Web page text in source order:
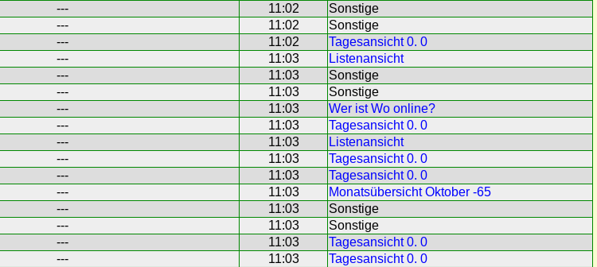
--- 11:02
Sonstige
--- 11:02
Sonstige
--- 11:02
Tagesansicht 0. 0
--- 11:03
Listenansicht
--- 11:03
Sonstige
--- 11:03
Sonstige
--- 11:03
Wer ist Wo online?
--- 11:03
Tagesansicht 0. 0
--- 11:03
Listenansicht
--- 11:03
Tagesansicht 0. 0
--- 11:03
Tagesansicht 0. 0
--- 11:03
Monatsübersicht Oktober -65
--- 11:03
Sonstige
--- 11:03
Sonstige
--- 11:03
Tagesansicht 0. 0
--- 11:03
Tagesansicht 0. 0